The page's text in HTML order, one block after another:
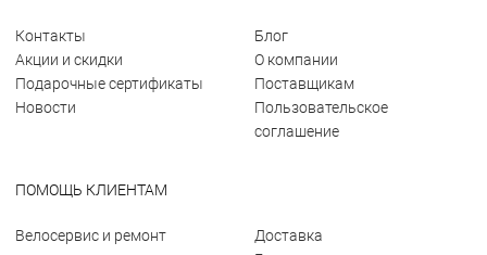
Контакты
Акции и скидки
Подарочные сертификаты
Новости
Блог
О компании
Поставщикам
Пользовательское
соглашение
ПОМОЩЬ КЛИЕНТАМ
Велосервис и ремонт
Доставка